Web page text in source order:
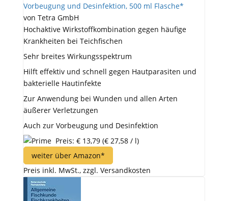
Vorbeugung und Desinfektion, 500 ml Flasche*
von Tetra GmbH
Hochaktive Wirkstoffkombination gegen häufige
Krankheiten bei Teichfischen
Sehr breites Wirkungsspektrum
Hilft effektiv und schnell gegen Hautparasiten und
bakterielle Hautinfekte
Zur Anwendung bei Wunden und allen Arten
äußerer Verletzungen
Auch zur Vorbeugung und Desinfektion
Preis: € 13,79 (€ 27,58 / l)
weiter über Amazon*
Preis inkl. MwSt., zzgl. Versandkosten